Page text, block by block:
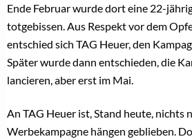
Ende Februar wurde dort eine 22-
totgebissen. Aus Respekt vor dem
entschied sich TAG Heuer, den
Später wurde dann entschieden, die
lancieren, aber erst im Mai.
An TAG Heuer ist, Stand heute, nichts
Werbekampagne hängen geblieben.